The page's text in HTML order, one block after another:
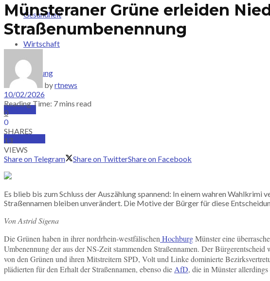
Gesundheit
Wirtschaft
Meinung
PRICING
SUBSCRIBE
Münsteraner Grüne erleiden
Straßenumbenennung
byrtnews
10/02/2026
Reading Time: 7 mins read
0
0
SHARES
13
VIEWS
Share on Telegram
Share on TwitterShare on Facebook
Es blieb bis zum Schluss der Auszählung spannend: In einem wahren
Straßennamen bleiben unverändert. Die Motive der Bürger für diese
Von Astrid Sigena
Die Grünen haben in ihrer nordrhein-westfälischen HochburgMünster eine
Umbenennung der aus der NS-Zeit stammenden Straßennamen. Der
von den Grünen und ihren Mitstreitern SPD, Volt und Linke dominierte
plädierten für den Erhalt der Straßennamen, ebenso die AfD, die in Münster